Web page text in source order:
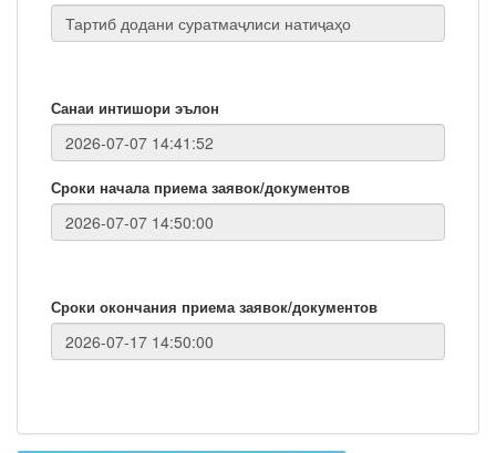
Санаи интишори эълон
Сроки начала приема заявок/документов
Сроки окончания приема заявок/документов